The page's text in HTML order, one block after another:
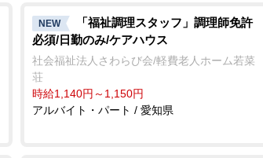
NEW
「福祉調理スタッフ」調理師免許
必須/日勤のみ/ケアハウス
社会福祉法人さわらび会/軽費老人ホーム若菜
荘
時給1,140円～1,150円
アルバイト・パート / 愛知県